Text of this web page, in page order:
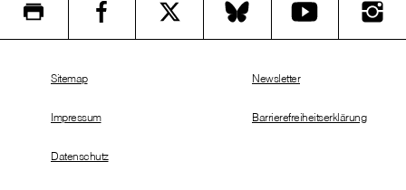
Sitemap
Impressum
Datenschutz
Newsletter
Barrierefreiheitserklärung